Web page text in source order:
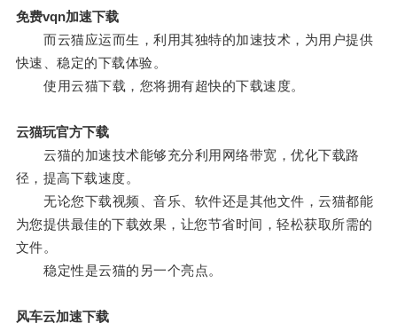
免费vqn加速下载
而云猫应运而生，利用其独特的加速技术，为用户提供
快速、稳定的下载体验。
使用云猫下载，您将拥有超快的下载速度。
云猫玩官方下载
云猫的加速技术能够充分利用网络带宽，优化下载路
径，提高下载速度。
无论您下载视频、音乐、软件还是其他文件，云猫都能
为您提供最佳的下载效果，让您节省时间，轻松获取所需的
文件。
稳定性是云猫的另一个亮点。
风车云加速下载